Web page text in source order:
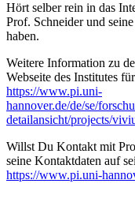
Hört selber rein in das
Prof. Schneider und
haben.
Weitere Information zu
Webseite des Institutes
https://www.pi.uni-
hannover.de/de/se/
detailansicht/projects/
Willst Du Kontakt mit
seine Kontaktdaten auf
https://www.pi.uni-